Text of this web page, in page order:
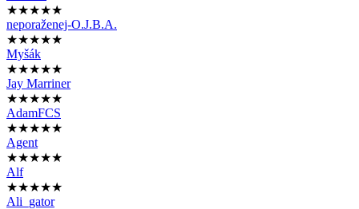
★★★★★
neporaženej-O.J.B.A.
★★★★★
Myšák
★★★★★
Jay Marriner
★★★★★
AdamFCS
★★★★★
Agent
★★★★★
Alf
★★★★★
Ali_gator